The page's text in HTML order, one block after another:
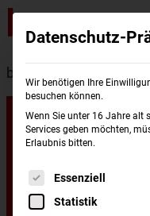
burgerme
Datenschutz-
Wir benötigen Ihre
besuchen können.
Wenn Sie unter 16 Jahre alt
Services geben möchten,
Erlaubnis bitten.
Es folgt eine
Essenziell
Statistik